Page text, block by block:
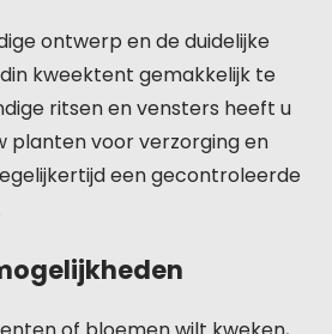
ontwerp en de duidelijke
kweektent gemakkelijk te
ritsen en vensters heeft u
planten voor verzorging en
een gecontroleerde